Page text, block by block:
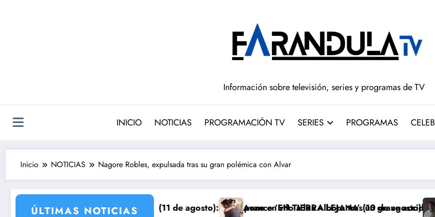
Información sobre televisión, series y programas de TV
INICIO NOTICIAS PROGRAMACIÓN TV SERIES PROGRAMAS
Inicio NOTICIAS Nagore Robles, expulsada tras su gran polémica con Alvar
ÚLTIMAS NOTICIAS
Celebrity 2’
TIERRA LEJANA’ (11 de agosto): Kaya pone en vilo a los Albora tras un grave accidente
Avance ‘EN TIERRA LEJANA’ (10 de agosto): Alya toma una
‘El drama’ en